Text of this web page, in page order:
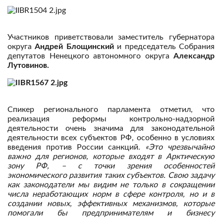
Участников приветствовали заместитель губернатора
округаАндрей Блощинскийи председатель Собрания
депутатов Ненецкого автономного округа Александр
Лутовинов.
Спикер регионального парламента отметил, что
реализация реформы контрольно-надзорной
деятельности очень значима для законодательной
деятельности всех субъектов РФ, особенно в условиях
введения против России санкций.
«Это чрезвычайно
важно для регионов, которые входят в Арктическую
зону РФ, – с точки зрения особенностей
экономического развития таких субъектов. Свою задачу
как законодатели мы видим не только в сокращении
числа неработающих норм в сфере контроля, но и в
создании новых, эффективных механизмов, которые
помогали бы предпринимателям и бизнесу